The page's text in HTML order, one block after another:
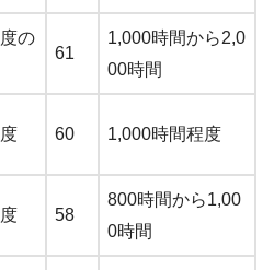
の
61
1,000時間から2,0
00時間
60 1,000時間程度
58
800時間から1,00
0時間